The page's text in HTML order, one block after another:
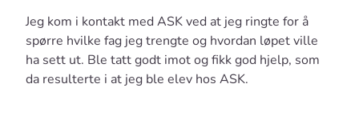
Jeg kom i kontakt med ASK ved at jeg ringte for å
spørre hvilke fag jeg trengte og hvordan løpet ville
ha sett ut. Ble tatt godt imot og fikk god hjelp, som
da resulterte i at jeg ble elev hos ASK.